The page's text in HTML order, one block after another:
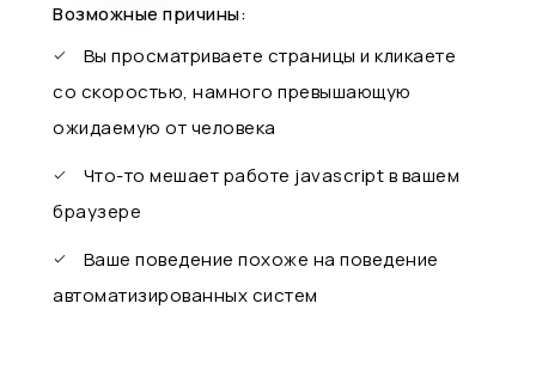
Возможные причины:
Вы просматриваете страницы и кликаете
со скоростью, намного превышающую
ожидаемую от человека
Что-то мешает работе javascript в вашем
браузере
Ваше поведение похоже на поведение
автоматизированных систем